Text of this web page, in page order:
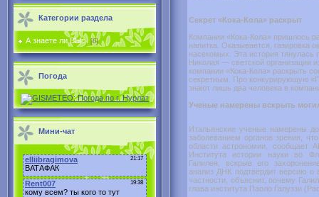
Категории раздела
А знаете ли ВЫ... [6]
Погода
Мини-чат
Секрет «Кока-Кола» раскрыт
Компании «Кока-Кола» пришлось
напитка. Оказывается, газировка
насекомых. Эта история тянулась
Николая — светской организации
компании «Кока-Кола» раскрыть
секретным. Про конкурирующую
знают лишь два человека в
Ученые намерены вскрыть
Итальянские ученые намерены
заболеванием органов зрения,
области астрономии, сообщает
Института истории науки во
Галилея, вскрыв его
анализ ДНК подтвердит версию о
частности, объяснит, почему
глава института Паоло Галуззи